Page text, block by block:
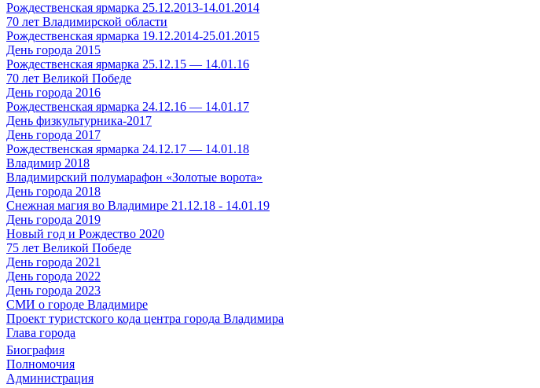
Рождественская ярмарка 25.12.2013-14.01.2014
70 лет Владимирской области
Рождественская ярмарка 19.12.2014-25.01.2015
День города 2015
Рождественская ярмарка 25.12.15 — 14.01.16
70 лет Великой Победе
День города 2016
Рождественская ярмарка 24.12.16 — 14.01.17
День физкультурника-2017
День города 2017
Рождественская ярмарка 24.12.17 — 14.01.18
Владимир 2018
Владимирский полумарафон «Золотые ворота»
День города 2018
Снежная магия во Владимире 21.12.18 - 14.01.19
День города 2019
Новый год и Рождество 2020
75 лет Великой Победе
День города 2021
День города 2022
День города 2023
СМИ о городе Владимире
Проект туристского кода центра города Владимира
Глава города
Биография
Полномочия
Администрация